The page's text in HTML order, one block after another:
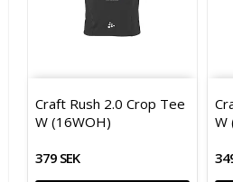
Craft Rush 2.0 Crop Tee
W (16WOH)
379 SEK
W